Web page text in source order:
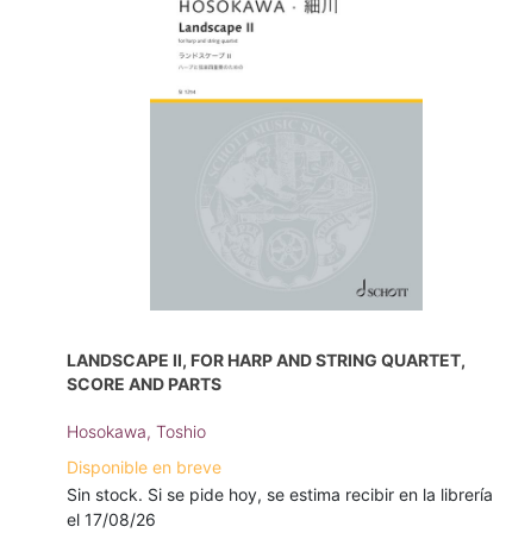
LANDSCAPE II, FOR HARP AND STRING QUARTET,
SCORE AND PARTS
Hosokawa, Toshio
Disponible en breve
Sin stock. Si se pide hoy, se estima recibir en la librería
el 17/08/26